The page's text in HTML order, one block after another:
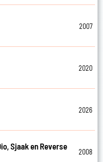
2007
2020
2026
Sjaak en Reverse
2008